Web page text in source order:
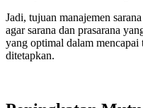
Jadi, tujuan manajemen
agar sarana dan prasarana
yang optimal dalam
ditetapkan.